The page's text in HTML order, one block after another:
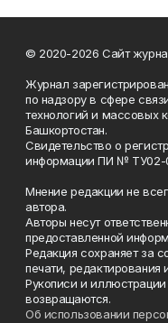
© 2020-2026 Сайт
Журнал
по надзору в сфере
технологий и массовых
Башкортостан.
Свидетельство о
информации ПИ № ТУ02-
Мнение редакции не
автора.
Авторы несут
предоставленной
Редакция сохраняет за
печати, редактирования
Рукописи и
возвращаются.
Об использовании